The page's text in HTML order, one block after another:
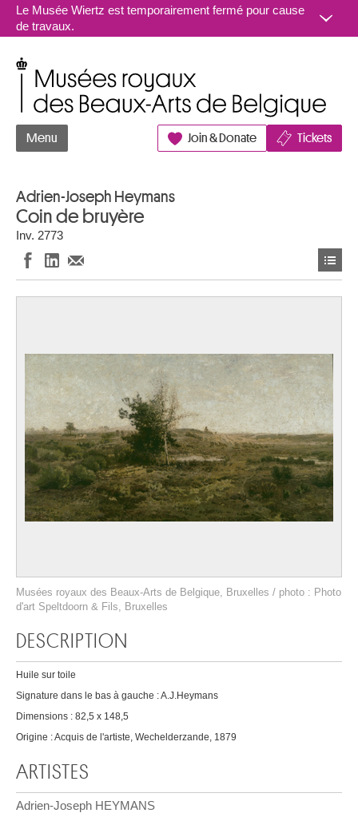
Aller au contenu
Le Musée Wiertz est temporairement fermé pour cause
de travaux.
Menu Join & Donate Tickets
Adrien-Joseph Heymans
Coin de bruyère
Inv. 2773
Musées royaux des Beaux-Arts de Belgique, Bruxelles / photo : Photo
d'art Speltdoorn & Fils, Bruxelles
DESCRIPTION
Huile sur toile
Signature dans le bas à gauche : A.J.Heymans
Dimensions : 82,5 x 148,5
Origine : Acquis de l'artiste, Wechelderzande, 1879
ARTISTES
Adrien-Joseph HEYMANS